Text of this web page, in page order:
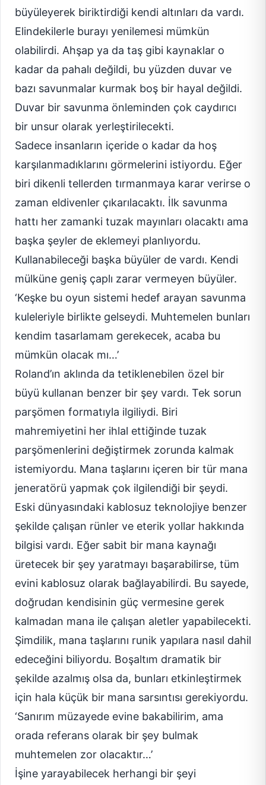
büyüleyerek biriktirdiği kendi altınları da vardı.
Elindekilerle burayı yenilemesi mümkün
olabilirdi. Ahşap ya da taş gibi kaynaklar o
kadar da pahalı değildi, bu yüzden duvar ve
bazı savunmalar kurmak boş bir hayal değildi.
Duvar bir savunma önleminden çok caydırıcı
bir unsur olarak yerleştirilecekti.
Sadece insanların içeride o kadar da hoş
karşılanmadıklarını görmelerini istiyordu. Eğer
biri dikenli tellerden tırmanmaya karar verirse o
zaman eldivenler çıkarılacaktı. İlk savunma
hattı her zamanki tuzak mayınları olacaktı ama
başka şeyler de eklemeyi planlıyordu.
Kullanabileceği başka büyüler de vardı. Kendi
mülküne geniş çaplı zarar vermeyen büyüler.
‘Keşke bu oyun sistemi hedef arayan savunma
kuleleriyle birlikte gelseydi. Muhtemelen bunları
kendim tasarlamam gerekecek, acaba bu
mümkün olacak mı…’
Roland’ın aklında da tetiklenebilen özel bir
büyü kullanan benzer bir şey vardı. Tek sorun
parşömen formatıyla ilgiliydi. Biri
mahremiyetini her ihlal ettiğinde tuzak
parşömenlerini değiştirmek zorunda kalmak
istemiyordu. Mana taşlarını içeren bir tür mana
jeneratörü yapmak çok ilgilendiği bir şeydi.
Eski dünyasındaki kablosuz teknolojiye benzer
şekilde çalışan rünler ve eterik yollar hakkında
bilgisi vardı. Eğer sabit bir mana kaynağı
üretecek bir şey yaratmayı başarabilirse, tüm
evini kablosuz olarak bağlayabilirdi. Bu sayede,
doğrudan kendisinin güç vermesine gerek
kalmadan mana ile çalışan aletler yapabilecekti.
Şimdilik, mana taşlarını runik yapılara nasıl dahil
edeceğini biliyordu. Boşaltım dramatik bir
şekilde azalmış olsa da, bunları etkinleştirmek
için hala küçük bir mana sarsıntısı gerekiyordu.
‘Sanırım müzayede evine bakabilirim, ama
orada referans olarak bir şey bulmak
muhtemelen zor olacaktır…’
İşine yarayabilecek herhangi bir şeyi